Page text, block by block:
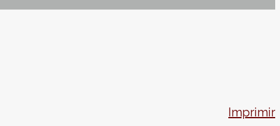
Imprimir